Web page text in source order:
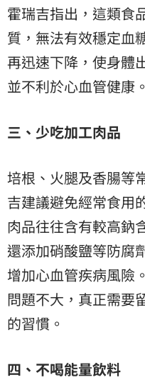
霍瑞吉指出，這類食
質，無法有效穩定血
再迅速下降，使身體
並不利於心血管健康。
三、少吃加工肉品
培根、火腿及香腸等
吉建議避免經常食用
肉品往往含有較高鈉
還添加硝酸鹽等防腐
增加心血管疾病風險
問題不大，真正需要
的習慣。
四、不喝能量飲料